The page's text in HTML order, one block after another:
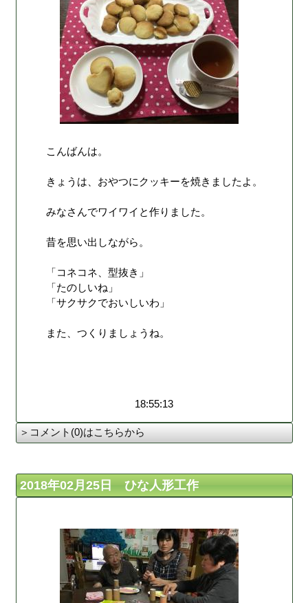
こんばんは。
きょうは、おやつにクッキーを焼きましたよ。
みなさんでワイワイと作りました。
昔を思い出しながら。
「コネコネ、型抜き」
「たのしいね」
「サクサクでおいしいわ」
また、つくりましょうね。
18:55:13
＞コメント(0)はこちらから
2018年02月25日 ひな人形工作